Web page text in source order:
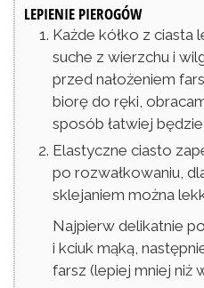
LEPIENIE PIEROGÓW
Każde kółko z ciasta
suche z wierzchu i
przed nałożeniem
biorę do ręki,
sposób łatwiej
Elastyczne ciasto
po rozwałkowaniu,
sklejaniem można
Najpierw delikatnie
i kciuk mąką,
farsz (lepiej mniej niż